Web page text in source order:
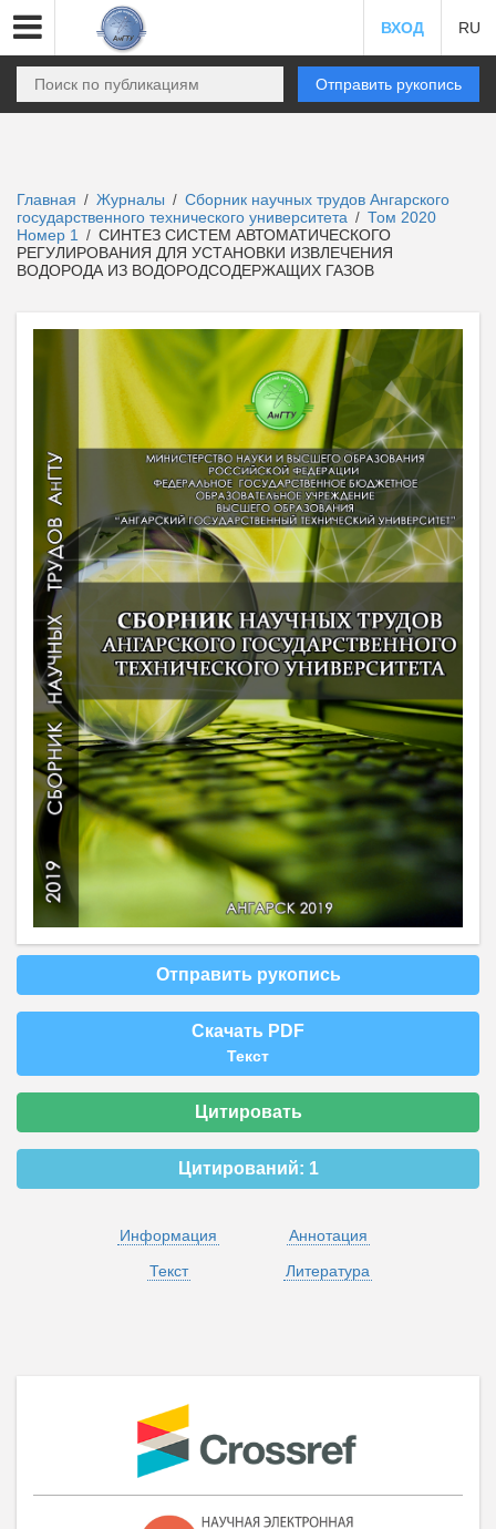
ВХОД RU
Отправить рукопись
Главная / Журналы / Сборник научных трудов Ангарского
государственного технического университета / Том 2020
Номер 1
/ СИНТЕЗ СИСТЕМ АВТОМАТИЧЕСКОГО
РЕГУЛИРОВАНИЯ ДЛЯ УСТАНОВКИ ИЗВЛЕЧЕНИЯ
ВОДОРОДА ИЗ ВОДОРОДСОДЕРЖАЩИХ ГАЗОВ
Отправить рукопись
Скачать PDF
Текст
Цитировать
Цитирований: 1
Информация
Аннотация
Текст
Литература